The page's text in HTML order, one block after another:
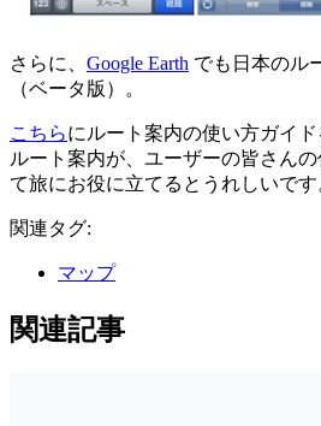
さらに、 Google Earth でも日本のル
（ベータ版）。
こちらにルート案内の使い方ガイド
ルート案内が、ユーザーの皆さん
て旅にお役に立てるとうれしいです
関連タグ:
マップ
関連記事